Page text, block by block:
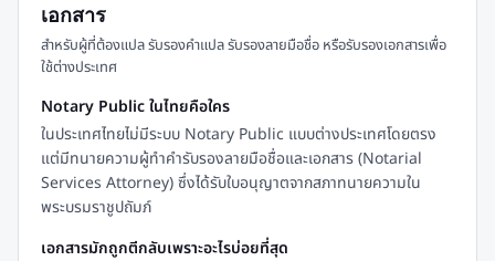
เอกสาร
สำหรับผู้ที่ต้องแปล รับรองคำแปล รับรองลายมือชื่อ หรือรับรองเอกสารเพื่อ
ใช้ต่างประเทศ
Notary Public ในไทยคือใคร
ในประเทศไทยไม่มีระบบ Notary Public แบบต่างประเทศโดยตรง
แต่มีทนายความผู้ทำคำรับรองลายมือชื่อและเอกสาร (Notarial
Services Attorney) ซึ่งได้รับใบอนุญาตจากสภาทนายความใน
พระบรมราชูปถัมภ์
เอกสารมักถูกตีกลับเพราะอะไรบ่อยที่สุด